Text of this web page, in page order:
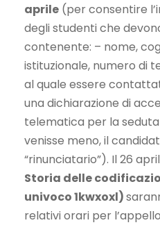
aprile (per consentire
degli studenti che
contenente: – nome,
istituzionale, numero di
al quale essere
una dichiarazione di
telematica per la
venisse meno, il
“rinunciatario”). Il 26
Storia delle
univoco 1kwxoxl)
relativi orari per